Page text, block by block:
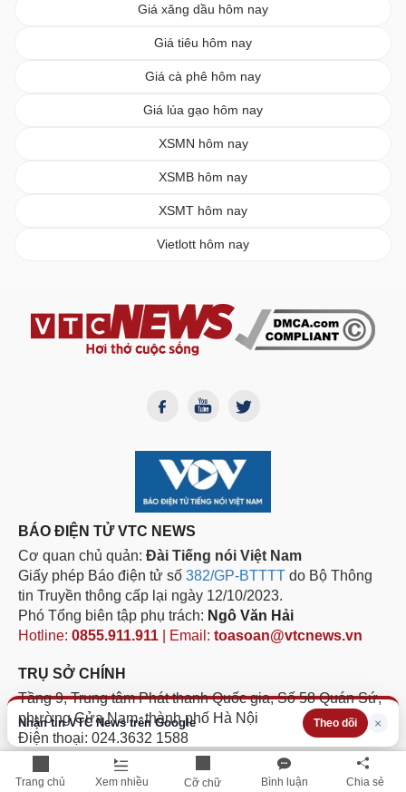
Trang chủ Xem nhiều Cỡ chữ Bình luận Chia sẻ
Nhận tin VTC News trên Google Theo dõi ×
Giá xăng dầu hôm nay
Giá tiêu hôm nay
Giá cà phê hôm nay
Giá lúa gạo hôm nay
XSMN hôm nay
XSMB hôm nay
XSMT hôm nay
Vietlott hôm nay
BÁO ĐIỆN TỬ VTC NEWS
Cơ quan chủ quản: Đài Tiếng nói Việt Nam
Giấy phép Báo điện tử số 382/GP-BTTTT do Bộ Thông
tin Truyền thông cấp lại ngày 12/10/2023.
Phó Tổng biên tập phụ trách: Ngô Văn Hải
Hotline: 0855.911.911 | Email: toasoan@vtcnews.vn
TRỤ SỞ CHÍNH
Tầng 9, Trung tâm Phát thanh Quốc gia, Số 58 Quán Sứ,
phường Cửa Nam, thành phố Hà Nội
Điện thoại: 024.3632 1588
Fax: 024.3632 1582